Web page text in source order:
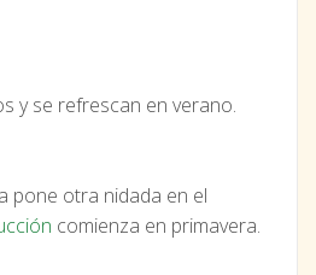
y se refrescan en verano.
pone otra nidada en el
comienza en primavera.